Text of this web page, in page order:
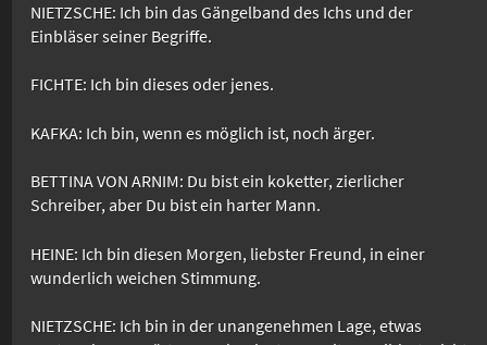
NIETZSCHE: Ich bin das Gängelband des Ichs und der
Einbläser seiner Begriffe.
FICHTE: Ich bin dieses oder jenes.
KAFKA: Ich bin, wenn es möglich ist, noch ärger.
BETTINA VON ARNIM: Du bist ein koketter, zierlicher
Schreiber, aber Du bist ein harter Mann.
HEINE: Ich bin diesen Morgen, liebster Freund, in einer
wunderlich weichen Stimmung.
NIETZSCHE: Ich bin in der unangenehmen Lage, etwas